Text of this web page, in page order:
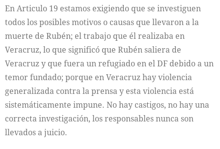
En Articulo 19 estamos exigiendo que se investiguen
todos los posibles motivos o causas que llevaron a la
muerte de Rubén; el trabajo que él realizaba en
Veracruz, lo que significó que Rubén saliera de
Veracruz y que fuera un refugiado en el DF debido a un
temor fundado; porque en Veracruz hay violencia
generalizada contra la prensa y esta violencia está
sistemáticamente impune. No hay castigos, no hay una
correcta investigación, los responsables nunca son
llevados a juicio.